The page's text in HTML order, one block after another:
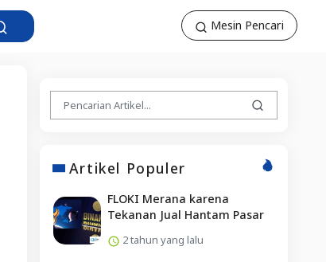
Mesin Pencari
Artikel Populer
FLOKI Merana karena
Tekanan Jual Hantam Pasar
2 tahun yang lalu